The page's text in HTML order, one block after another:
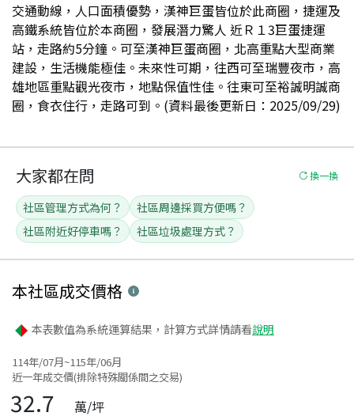
交通動線，人口面積優勢，漢神巨蛋皆位於此商圈，捷運及
高鐵系統皆位於本商圈，發展潛力驚人 近Ｒ１3巨蛋捷運
站，走路約5分鐘。可至漢神巨蛋商圈，北高重點大型商業
建設，生活機能極佳。未來性可期，往西可至瑞豐夜市，高
雄地區重點觀光夜市，地點保值性佳。往東可至裕誠明誠商
圈，食衣住行，走路可到。(資料最後更新日：2025/09/29)
大家都在問 換一換
社區管理方式為何？
社區周邊採買方便嗎？
社區附近好停車嗎？
社區垃圾處理方式？
本社區成交價格
本表數值為系統運算結果，計算方式詳情請看說明
114年/07月~115年/06月
近一年成交價(排除特殊關係間之交易)
32.7 萬/坪